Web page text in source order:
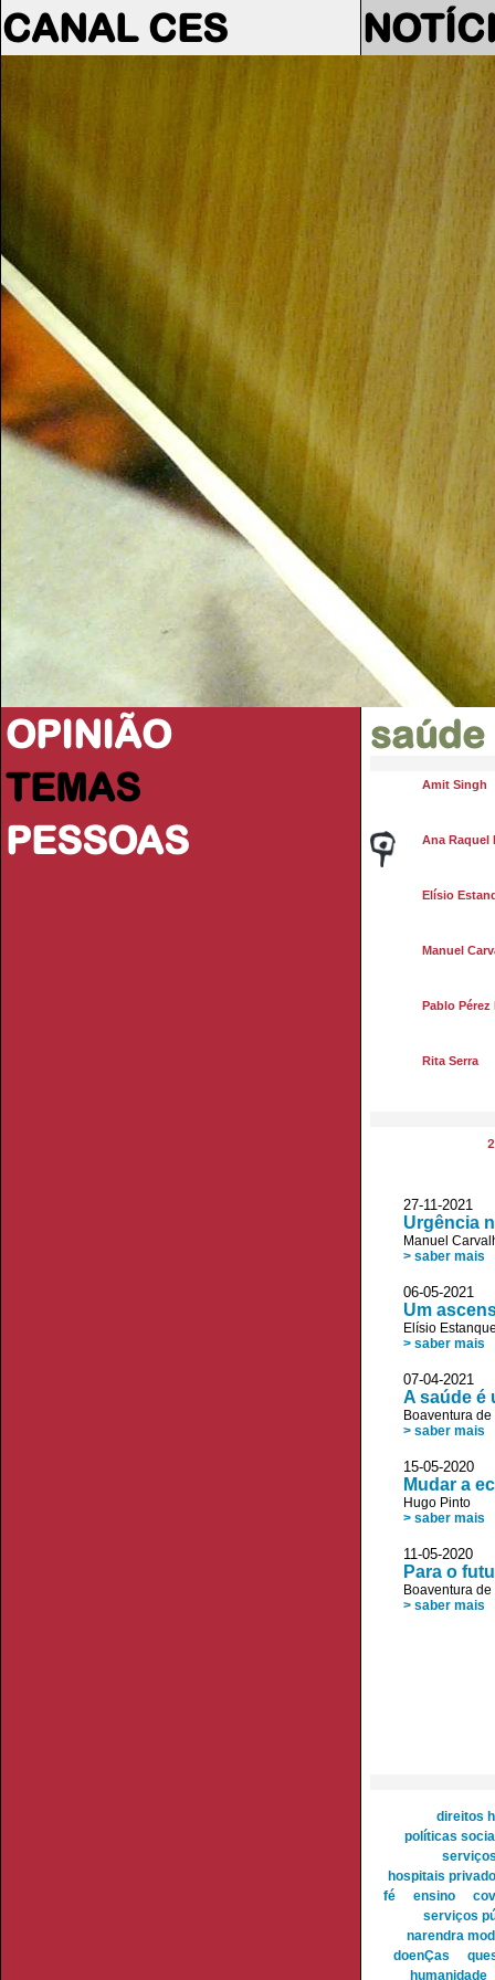
CANAL CES
OPINIÃO
TEMAS
PESSOAS
saúde
Amit Singh
Ana Raquel
Elísio
Manuel
Pablo Pérez
Rita Serra
27-11-2021
Urgência
Manuel
> saber mais
06-05-2021
Um
Elísio
> saber mais
07-04-
A saúde é
Boaventura
> saber mais
15-05-2020
Mudar a
Hugo Pinto
> saber mais
11-05-
Para o
Boaventura
> saber mais
direitos
políticas
hospitais
fé
ensino
serviços
narendra
doenÇas
humanidade